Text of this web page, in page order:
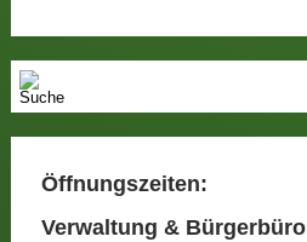
Öffnungszeiten:
Verwaltung & Bürgerbüro